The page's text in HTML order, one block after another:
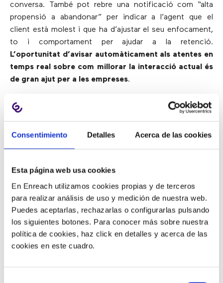
Consentimiento Detalles Acerca de las cookies
Esta página web usa cookies
En Enreach utilizamos cookies propias y de terceros
para realizar análisis de uso y medición de nuestra web.
Puedes aceptarlas, rechazarlas o configurarlas pulsando
los siguientes botones. Para conocer más sobre nuestra
política de cookies, haz click en detalles y acerca de las
cookies en este cuadro.
conversa. També pot rebre una notificació com “alta
propensió a abandonar” per indicar a l’agent que el
client està molest i que ha d’ajustar el seu enfocament,
to i comportament per ajudar a la retenció.
L’oportunitat d’avisar automàticament als atentes en
temps real sobre com millorar la interacció actual és
de gran ajut per a les empreses.
2) Monitoreig de pantalla en
utilitat, encara hi ha moments en què un agent
necessita l’ajut del seu supervisor. Però el 2020 i també
el 2021, en resposta a la COVID-19, estar físicament
present al call center per ajudar a un agent en una
interacció ja no és una opció, ja quela majoria dels
agents treballen de forma remota.
interacció en viu i així ajudar a l’agent, o fins i tot